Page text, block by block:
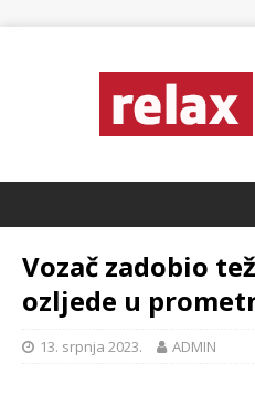
Vozač zadobio
ozljede u
13. srpnja 2023. ADMIN